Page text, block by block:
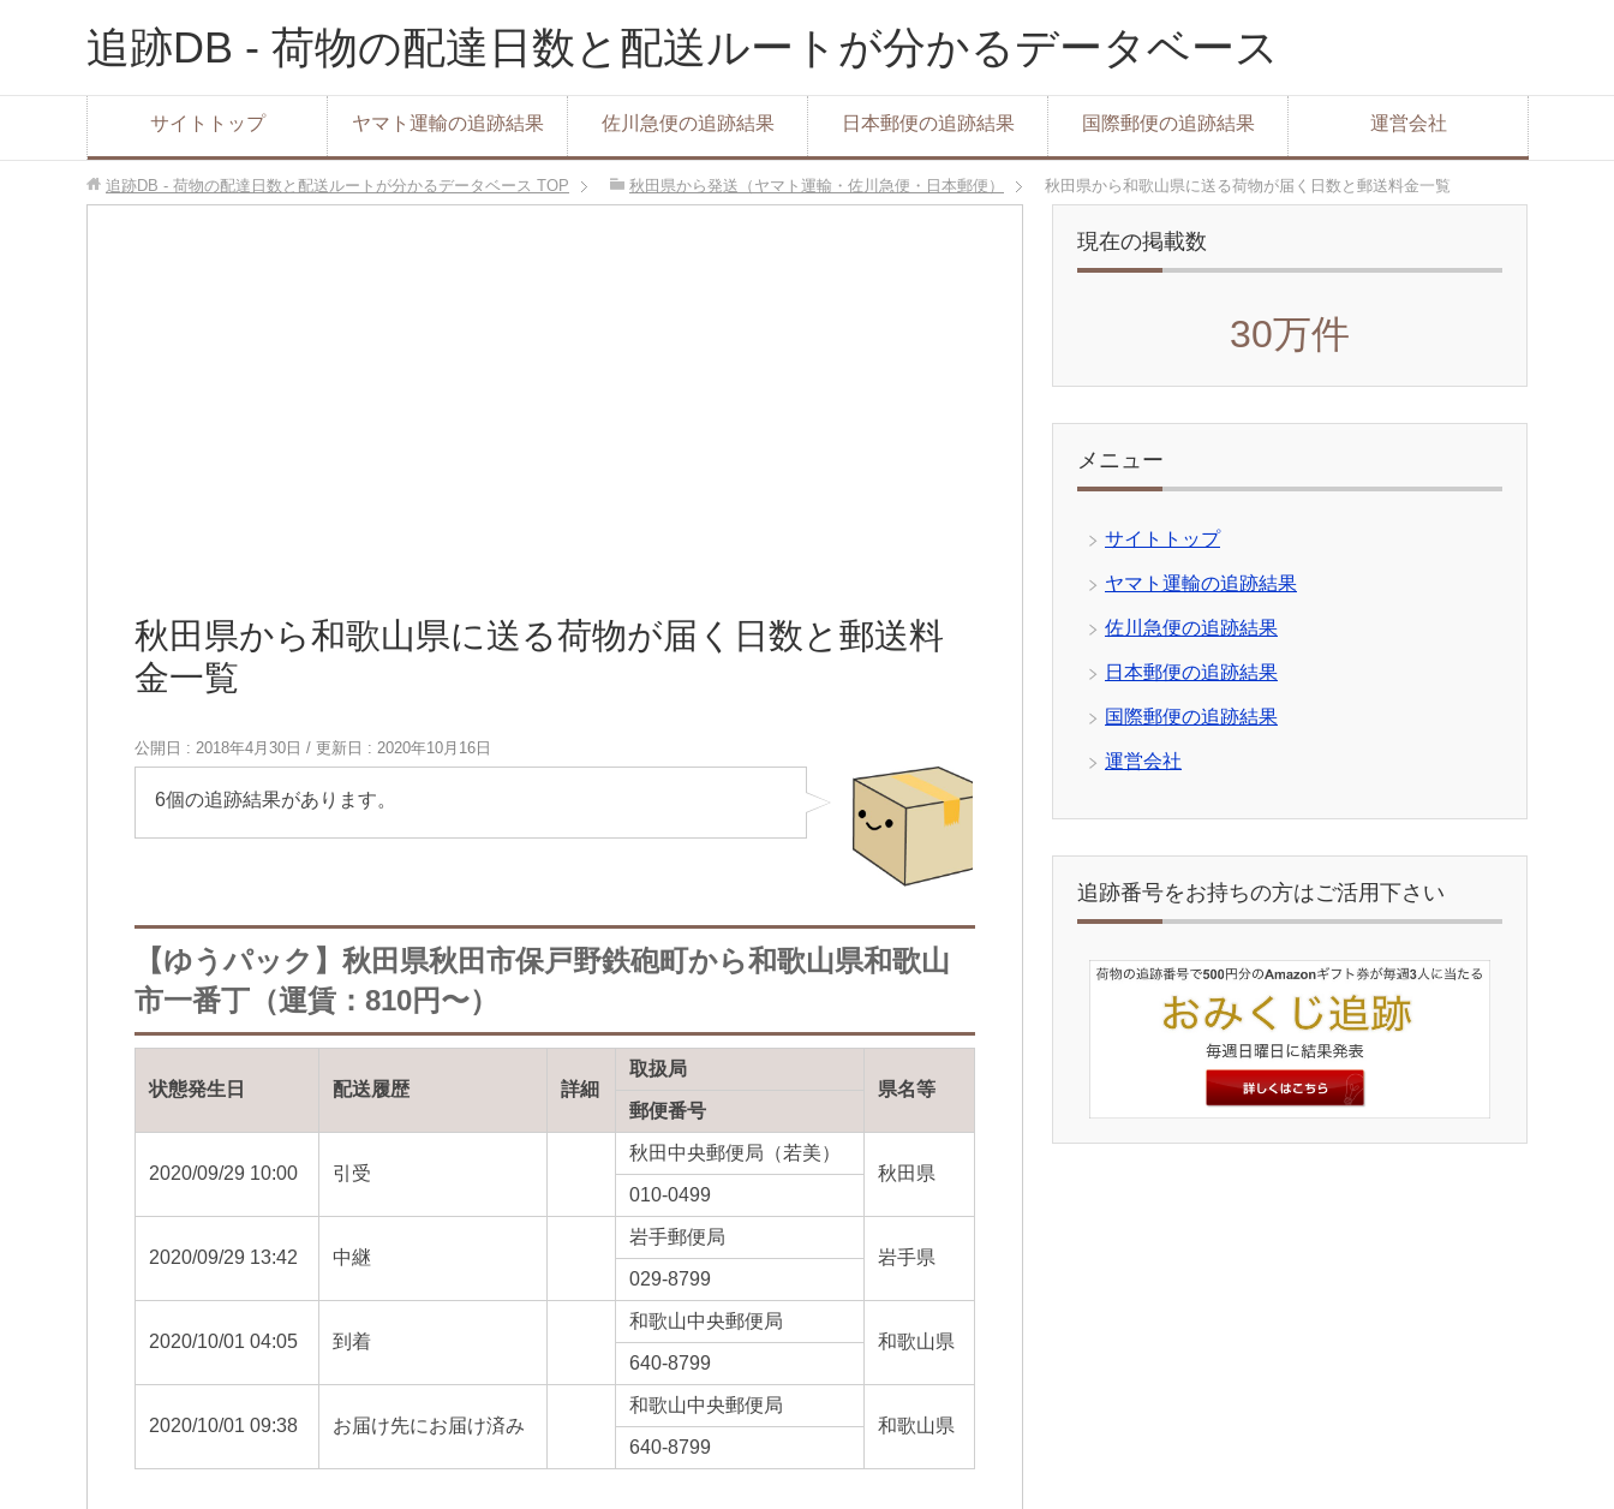
追跡DB - 荷物の配達日数と配送ルートが分かるデータベース
サイトトップ ヤマト運輸の追跡結果 佐川急便の追跡結果 日本郵便の追跡結果 国際郵便の追跡結果 運営会社
追跡DB - 荷物の配達日数と配送ルートが分かるデータベース TOP 秋田県から発送（ヤマト運輸・佐川急便・日本郵便） 秋田県から和歌山県に送る荷物が届く日数と郵送料金一覧
秋田県から和歌山県に送る荷物が届く日数と郵送料
金一覧
公開日 : 2018年4月30日 / 更新日 : 2020年10月16日
6個の追跡結果があります。
【ゆうパック】秋田県秋田市保戸野鉄砲町から和歌山県和歌山
市一番丁（運賃：810円〜）
状態発生日 配送履歴 詳細
取扱局
県名等
郵便番号
2020/09/29 10:00 引受
秋田中央郵便局（若美）
秋田県
010-0499
2020/09/29 13:42 中継
岩手郵便局
岩手県
029-8799
2020/10/01 04:05 到着
和歌山中央郵便局
和歌山県
640-8799
2020/10/01 09:38 お届け先にお届け済み
和歌山中央郵便局
和歌山県
640-8799
現在の掲載数
30万件
メニュー
サイトトップ
ヤマト運輸の追跡結果
佐川急便の追跡結果
日本郵便の追跡結果
国際郵便の追跡結果
運営会社
追跡番号をお持ちの方はご活用下さい